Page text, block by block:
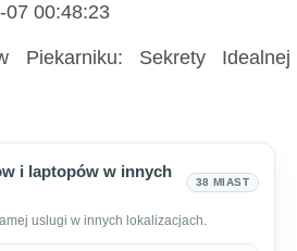
07 00:48:23
Piekarniku: Sekrety Idealnej
i laptopów w innych
38 MIAST
uslugi w innych lokalizacjach.